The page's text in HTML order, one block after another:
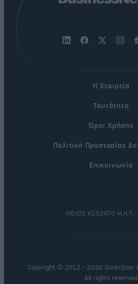
Η Εταιρεία
Ταυτότητα
Όροι Χρήσης
Πολιτική Προστασίας
Επικοινωνία
ΜΕΛΟΣ #232470 Μ.Η.Τ.
Copyright © 2012 - 2026 Direction
All rights reserved.